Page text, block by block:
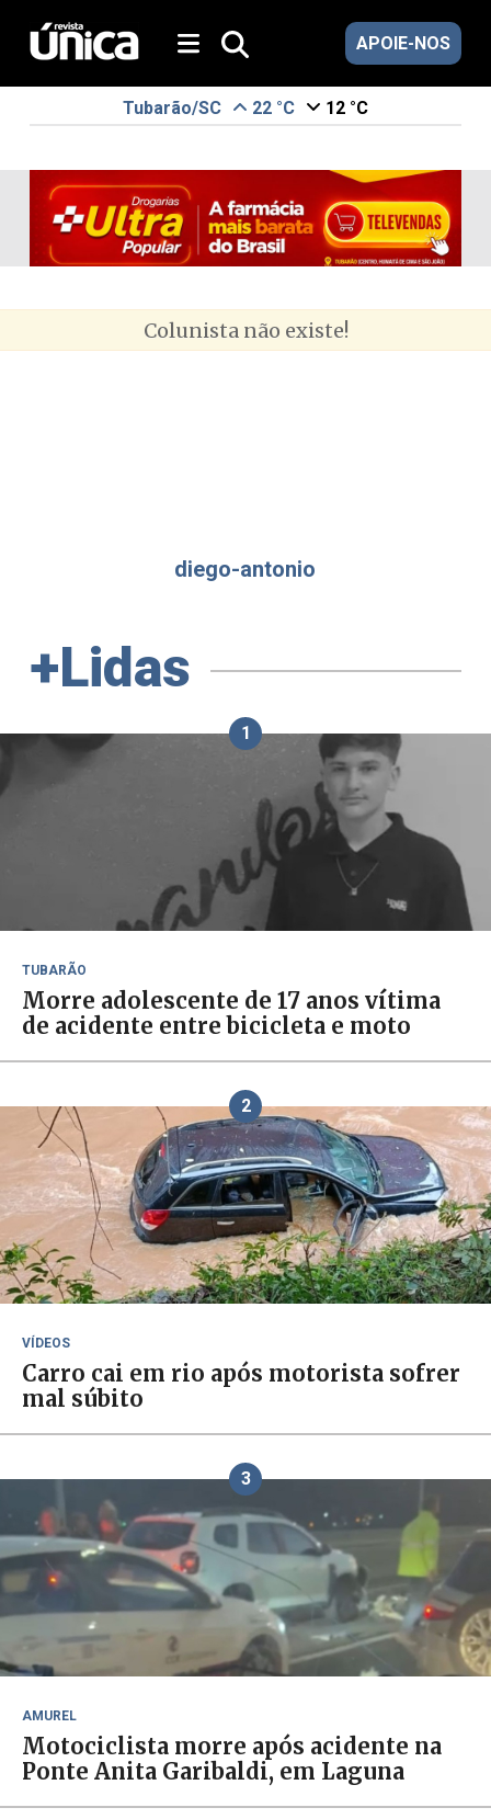
APOIE-NOS
Tubarão/SC 22 °C 12 °C
Colunista não existe!
diego-antonio
+Lidas
1
TUBARÃO
Morre adolescente de 17 anos vítima
de acidente entre bicicleta e moto
2
VÍDEOS
Carro cai em rio após motorista sofrer
mal súbito
3
AMUREL
Motociclista morre após acidente na
Ponte Anita Garibaldi, em Laguna